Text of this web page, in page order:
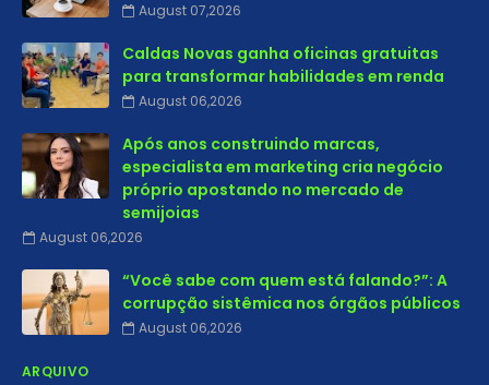
August 07,2026
Caldas Novas ganha oficinas gratuitas
para transformar habilidades em renda
August 06,2026
Após anos construindo marcas,
especialista em marketing cria negócio
próprio apostando no mercado de
semijoias
August 06,2026
“Você sabe com quem está falando?”: A
corrupção sistêmica nos órgãos públicos
August 06,2026
ARQUIVO